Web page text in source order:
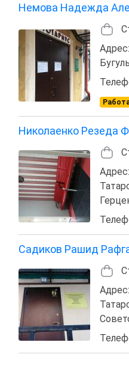
Немова Надежда
Николаенко Резеда
Садиков Рашид